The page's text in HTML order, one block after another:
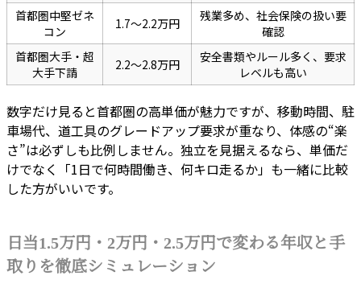
首都圏中堅ゼネ
コン
1.7〜2.2万円
残業多め、社会保険の扱い要
確認
首都圏大手・超
大手下請
2.2〜2.8万円
安全書類やルール多く、要求
レベルも高い
数字だけ見ると首都圏の高単価が魅力ですが、移動時間、駐
車場代、道工具のグレードアップ要求が重なり、体感の“楽
さ”は必ずしも比例しません。独立を見据えるなら、単価だ
けでなく「1日で何時間働き、何キロ走るか」も一緒に比較
した方がいいです。
日当1.5万円・2万円・2.5万円で変わる年収と手
取りを徹底シミュレーション